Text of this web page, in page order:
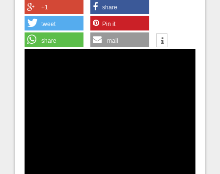
+1 share
tweet Pin it
share mail